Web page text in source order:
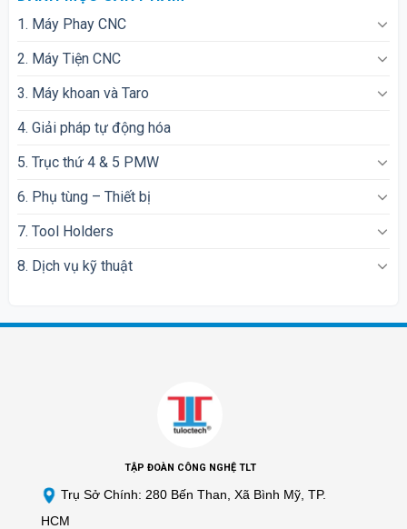
1. Máy Phay CNC
2. Máy Tiện CNC
3. Máy khoan và Taro
4. Giải pháp tự động hóa
5. Trục thứ 4 & 5 PMW
6. Phụ tùng – Thiết bị
7. Tool Holders
8. Dịch vụ kỹ thuật
TẬP ĐOÀN CÔNG NGHỆ TLT
Trụ Sở Chính: 280 Bến Than, Xã Bình Mỹ, TP.
HCM